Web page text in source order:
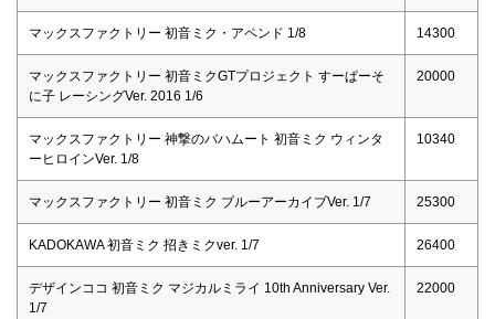
マックスファクトリー 初音ミク・アペンド 1/8 14300
マックスファクトリー 初音ミクGTプロジェクト すーぱーそ
に子 レーシングVer. 2016 1/6
20000
マックスファクトリー 神撃のバハムート 初音ミク ウィンタ
ーヒロインVer. 1/8
10340
マックスファクトリー 初音ミク ブルーアーカイブVer. 1/7 25300
KADOKAWA 初音ミク 招きミクver. 1/7 26400
デザインココ 初音ミク マジカルミライ 10th Anniversary Ver.
1/7
22000